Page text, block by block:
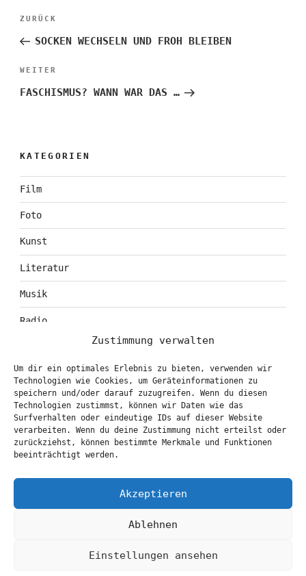
Zustimmung verwalten
Um dir ein optimales Erlebnis zu bieten, verwenden wir
Technologien wie Cookies, um Geräteinformationen zu
speichern und/oder darauf zuzugreifen. Wenn du diesen
Technologien zustimmst, können wir Daten wie das
Surfverhalten oder eindeutige IDs auf dieser Website
verarbeiten. Wenn du deine Zustimmung nicht erteilst oder
zurückziehst, können bestimmte Merkmale und Funktionen
beeinträchtigt werden.
Akzeptieren
Ablehnen
Einstellungen ansehen
Beitragsnavigation
Vorheriger
Beitrag
ZURÜCK
SOCKEN WECHSELN UND FROH BLEIBEN
Nächster
Beitrag
WEITER
FASCHISMUS? WANN WAR DAS …
KATEGORIEN
Film
Foto
Kunst
Literatur
Musik
Radio
Theater
KONTAKT & BOOKING
info@marionbrasch.de